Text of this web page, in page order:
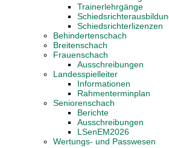
Trainerlehrgänge
Schiedsrichterlizenzen
Behindertenschach
Breitenschach
Frauenschach
Ausschreibungen
Landesspielleiter
Informationen
Rahmenterminplan
Seniorenschach
Berichte
Ausschreibungen
LSenEM2026
Wertungs- und Passwesen